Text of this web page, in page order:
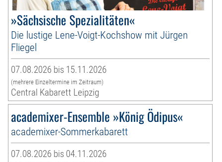
»Sächsische Spezialitäten«
Die lustige Lene-Voigt-Kochshow mit Jürgen
Fliegel
07.08.2026 bis 15.11.2026
(mehrere Einzeltermine im Zeitraum)
Central Kabarett Leipzig
academixer-Ensemble »König Ödipus«
academixer-Sommerkabarett
07.08.2026 bis 04.11.2026